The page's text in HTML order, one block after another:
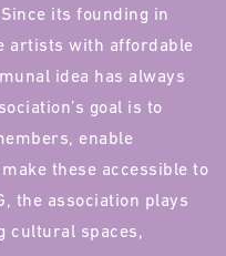
its founding in
artists with affordable
idea has always
goal is to
enable
these accessible to
the association plays
cultural spaces,